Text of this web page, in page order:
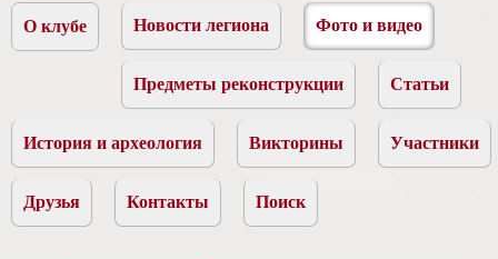
О клубе Новости легиона Фото и видео
Предметы реконструкции Статьи
История и археология Викторины Участники
Друзья Контакты Поиск